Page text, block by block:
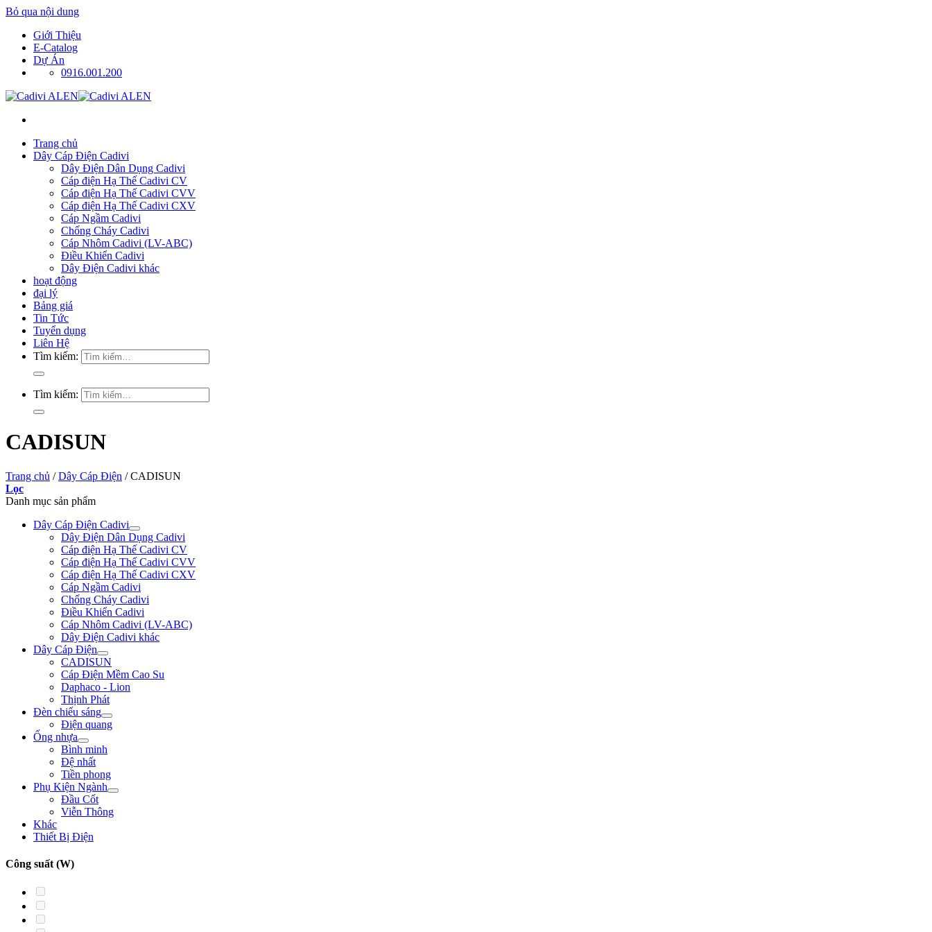
Bỏ qua nội dung
Giới Thiệu
E-Catalog
Dự Án
0916.001.200
Trang chủ
Dây Cáp Điện Cadivi
Dây Điện Dân Dụng Cadivi
Cáp điện Hạ Thế Cadivi CV
Cáp điện Hạ Thế Cadivi CVV
Cáp điện Hạ Thế Cadivi CXV
Cáp Ngầm Cadivi
Chống Cháy Cadivi
Cáp Nhôm Cadivi (LV-ABC)
Điều Khiển Cadivi
Dây Điện Cadivi khác
hoạt động
đại lý
Bảng giá
Tin Tức
Tuyển dụng
Liên Hệ
Tìm kiếm:
Tìm kiếm:
CADISUN
Trang chủ / Dây Cáp Điện /CADISUN
Lọc
Danh mục sản phẩm
Dây Cáp Điện Cadivi
Dây Điện Dân Dụng Cadivi
Cáp điện Hạ Thế Cadivi CV
Cáp điện Hạ Thế Cadivi CVV
Cáp điện Hạ Thế Cadivi CXV
Cáp Ngầm Cadivi
Chống Cháy Cadivi
Điều Khiển Cadivi
Cáp Nhôm Cadivi (LV-ABC)
Dây Điện Cadivi khác
Dây Cáp Điện
CADISUN
Cáp Điện Mềm Cao Su
Daphaco - Lion
Thịnh Phát
Đèn chiếu sáng
Điện quang
Ống nhựa
Bình minh
Đệ nhất
Tiền phong
Phụ Kiện Ngành
Đầu Cốt
Viễn Thông
Khác
Thiết Bị Điện
Công suất (W)